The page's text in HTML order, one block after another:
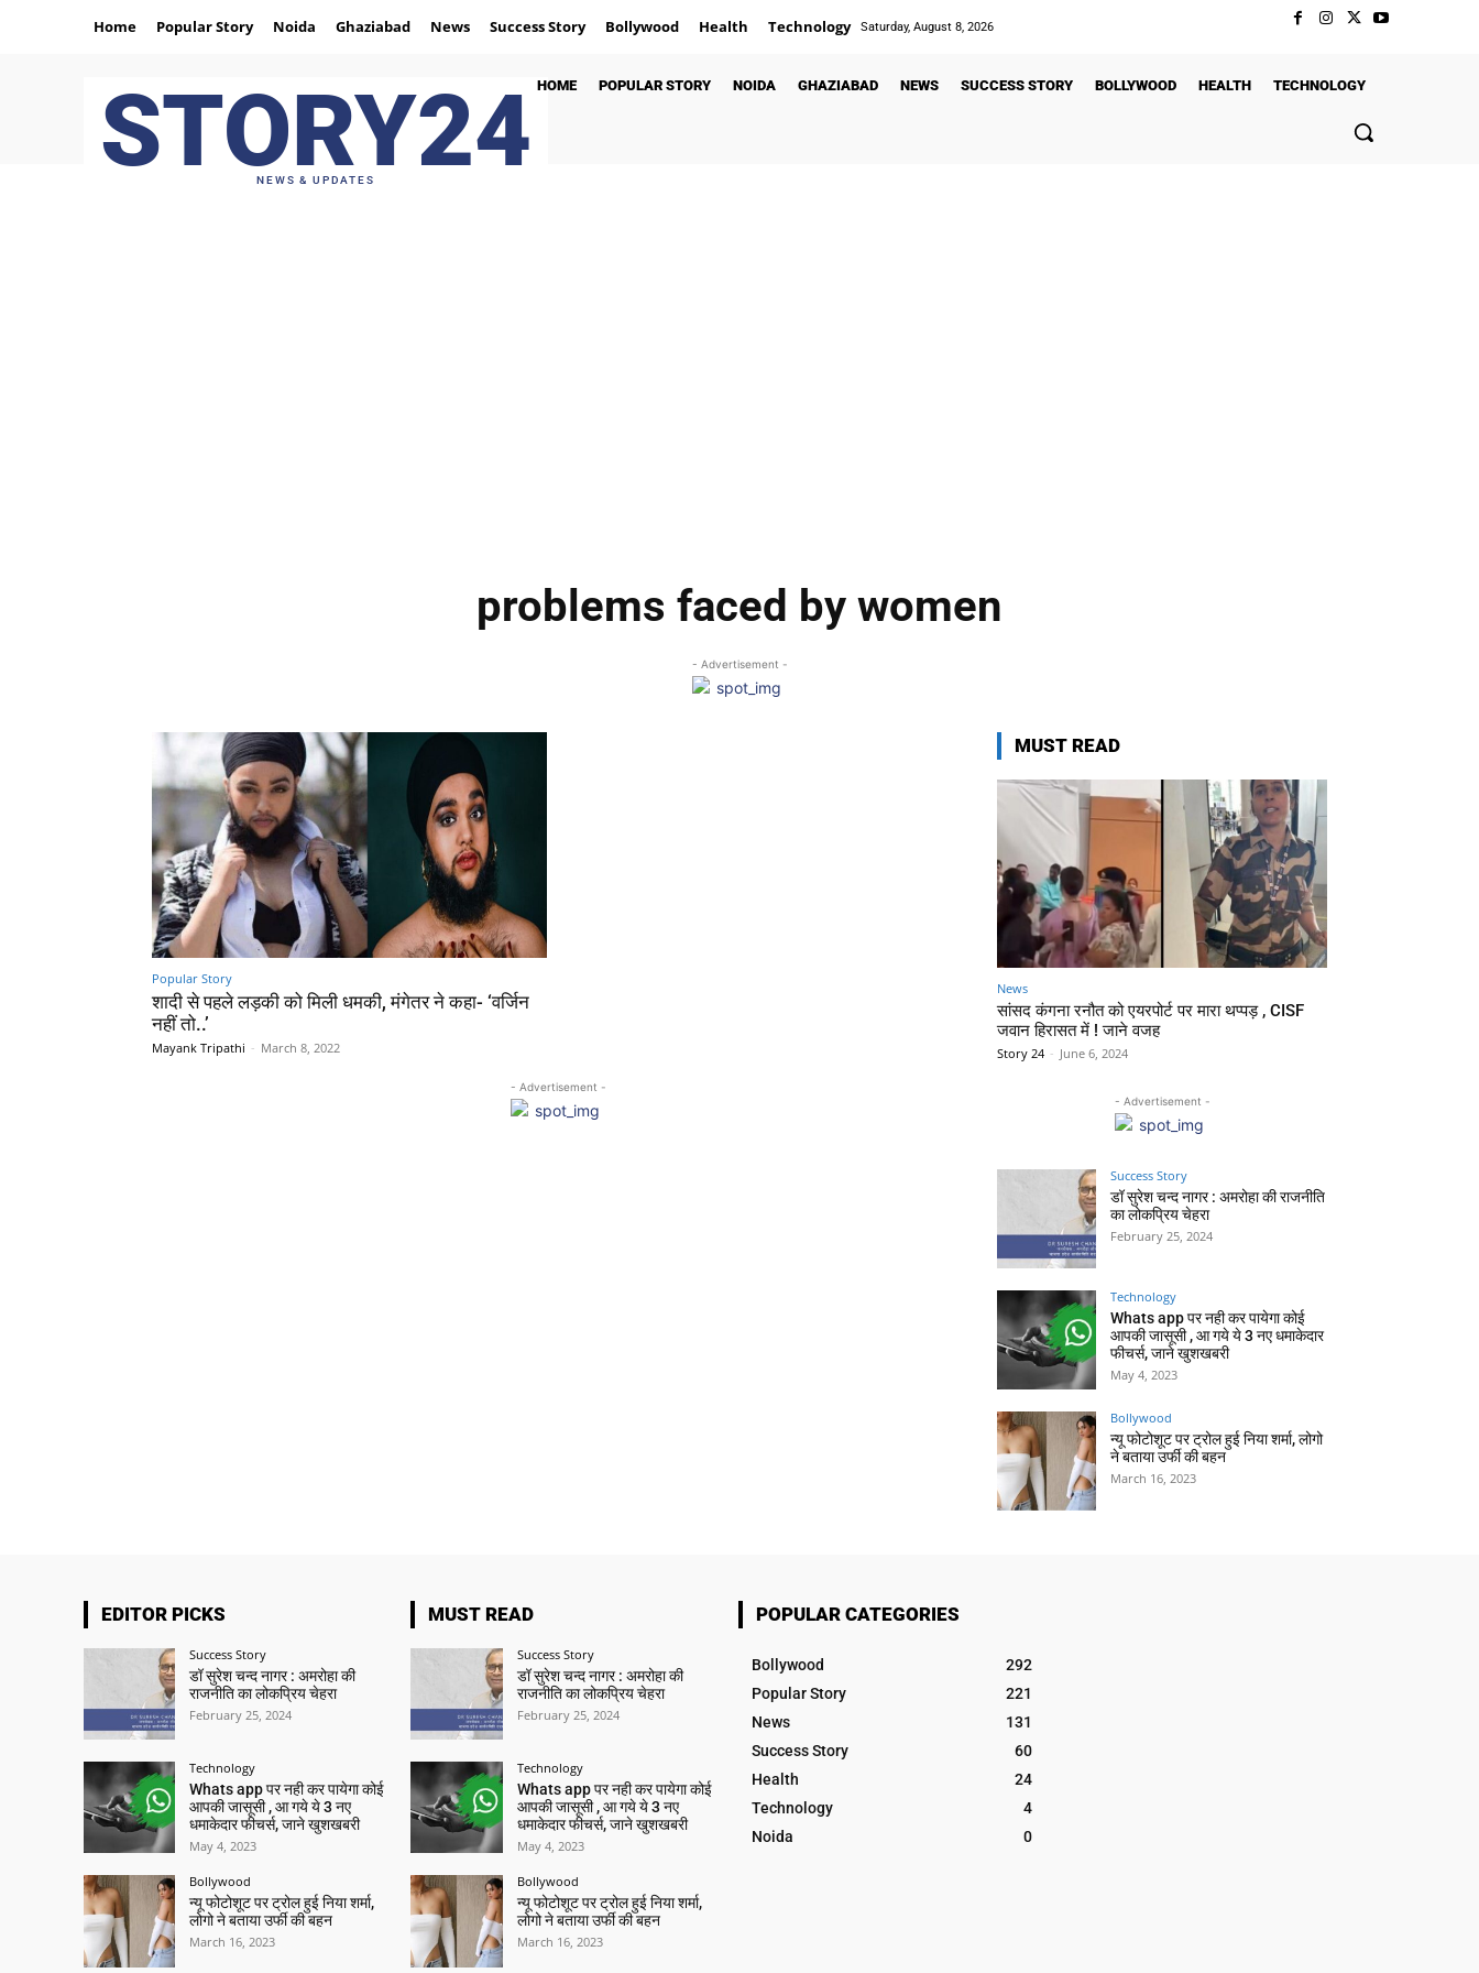
Home Popular Story Noida Ghaziabad News Success Story Bollywood Health Technology Saturday, August 8, 2026
STORY24
NEWS & UPDATES
HOME POPULAR STORY NOIDA GHAZIABAD NEWS SUCCESS STORY BOLLYWOOD HEALTH TECHNOLOGY
problems faced by women
- Advertisement -
Popular Story
शादी से पहले लड़की को मिली धमकी, मंगेतर ने कहा- ‘वर्जिन
नहीं तो..’
Mayank Tripathi - March 8, 2022
- Advertisement -
MUST READ
News
सांसद कंगना रनौत को एयरपोर्ट पर मारा थप्पड़ , CISF
जवान हिरासत में ! जाने वजह
Story 24 - June 6, 2024
- Advertisement -
Success Story
डॉ सुरेश चन्द नागर : अमरोहा की राजनीति
का लोकप्रिय चेहरा
February 25, 2024
Technology
Whats app पर नही कर पायेगा कोई
आपकी जासूसी , आ गये ये 3 नए धमाकेदार
फीचर्स, जाने खुशखबरी
May 4, 2023
Bollywood
न्यू फोटोशूट पर ट्रोल हुई निया शर्मा, लोगो
ने बताया उर्फी की बहन
March 16, 2023
EDITOR PICKS
Success Story
डॉ सुरेश चन्द नागर : अमरोहा की
राजनीति का लोकप्रिय चेहरा
February 25, 2024
Technology
Whats app पर नही कर पायेगा कोई
आपकी जासूसी , आ गये ये 3 नए
धमाकेदार फीचर्स, जाने खुशखबरी
May 4, 2023
Bollywood
न्यू फोटोशूट पर ट्रोल हुई निया शर्मा,
लोगो ने बताया उर्फी की बहन
March 16, 2023
MUST READ
Success Story
डॉ सुरेश चन्द नागर : अमरोहा की
राजनीति का लोकप्रिय चेहरा
February 25, 2024
Technology
Whats app पर नही कर पायेगा कोई
आपकी जासूसी , आ गये ये 3 नए
धमाकेदार फीचर्स, जाने खुशखबरी
May 4, 2023
Bollywood
न्यू फोटोशूट पर ट्रोल हुई निया शर्मा,
लोगो ने बताया उर्फी की बहन
March 16, 2023
POPULAR CATEGORIES
Bollywood
292
Popular Story
221
News
131
Success Story
60
Health
24
Technology
4
Noida
0